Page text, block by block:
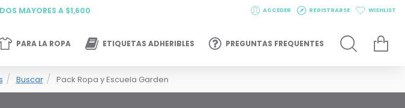
MAYORES A $1,600 ACCEDER REGISTRARSE WISHLIST
PARA LA ROPA ETIQUETAS ADHERIBLES PREGUNTAS FREQUENTES
Buscar Pack Ropa y Escuela Garden